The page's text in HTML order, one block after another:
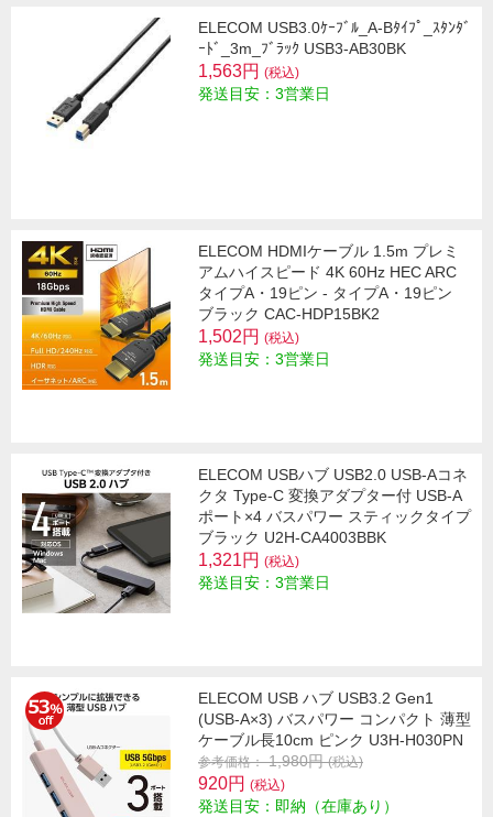
ELECOM USB3.0ｹｰﾌﾞﾙ_A-Bﾀｲﾌﾟ_ｽﾀﾝﾀﾞ
ｰﾄﾞ_3m_ﾌﾞﾗｯｸ USB3-AB30BK
1,563円 (税込)
発送目安：3営業日
ELECOM HDMIケーブル 1.5m プレミ
アムハイスピード 4K 60Hz HEC ARC
タイプA・19ピン - タイプA・19ピン
ブラック CAC-HDP15BK2
1,502円 (税込)
発送目安：3営業日
ELECOM USBハブ USB2.0 USB-Aコネ
クタ Type-C 変換アダプター付 USB-A
ポート×4 バスパワー スティックタイプ
ブラック U2H-CA4003BBK
1,321円 (税込)
発送目安：3営業日
ELECOM USB ハブ USB3.2 Gen1
(USB-A×3) バスパワー コンパクト 薄型
ケーブル長10cm ピンク U3H-H030PN
参考価格： 1,980円(税込)
920円 (税込)
発送目安：即納（在庫あり）